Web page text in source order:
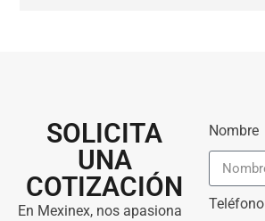
SOLICITA
UNA
COTIZACIÓN
En Mexinex, nos apasiona
Nombre
Teléfono